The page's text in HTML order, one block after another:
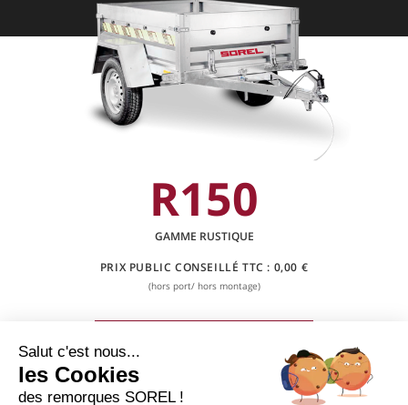
R150
GAMME RUSTIQUE
PRIX PUBLIC CONSEILLÉ TTC : 0,00 €
(hors port/ hors montage)
Salut c'est nous...
les Cookies
des remorques SOREL !